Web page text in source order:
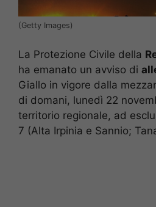
(Getty Images)
La Protezione Civile della
ha emanato un avviso di
Giallo in vigore dalla
di domani, lunedì 22
territorio regionale, ad
7 (Alta Irpinia e Sannio;